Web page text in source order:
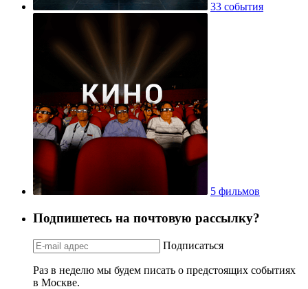
33 события
5 фильмов
Подпишетесь на почтовую рассылку?
Подписаться
Раз в неделю мы будем писать о предстоящих событиях
в Москве.